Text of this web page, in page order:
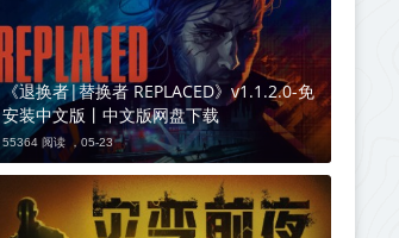
《退换者|替换者 REPLACED》v1.1.2.0-免
安装中文版丨中文版网盘下载
55364 阅读 ，05-23